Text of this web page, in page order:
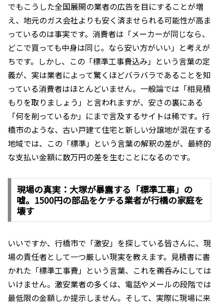
でもこうした全国展開の業者の広告を目にすることが増
え、地元のガス会社よりも安く済ませられる可能性が高ま
っているのは事実です。消費者は「メーカーが同じなら、
どこで買っても中身は同じ。なら安い方がいい」と考えが
ちです。しかし、この「標準工事費込み」という言葉の定
義が、実は業者によって驚くほどバラバラであることを知
っている消費者はほとんどいません。一般論では「相見積
もりを取りましょう」と言われますが、安さの裏にある
「何を削っているか」にまで言及するサイトは稀です。行
橋市のような、古い戸建て住宅と新しい分譲地が混在する
地域では、この「標準」という言葉の解釈の差が、最終的
な支払い金額に数万円の差を生むことになるのです。
現場の真実：大塚が暴露する「標準工事」の
嘘。1500円の部品をケチる業者が行橋の家庭を
壊す
いいですか、行橋市で「激安」を探している皆さんに、現
場の責任者として一つ厳しい現実を教えます。見積書に書
かれた「標準工事費」という言葉、これを鵜呑みにしては
いけません。激安業者の多くは、電話やメールの段階では
最低限の金額しか提示しません。そして、実際に現場に来